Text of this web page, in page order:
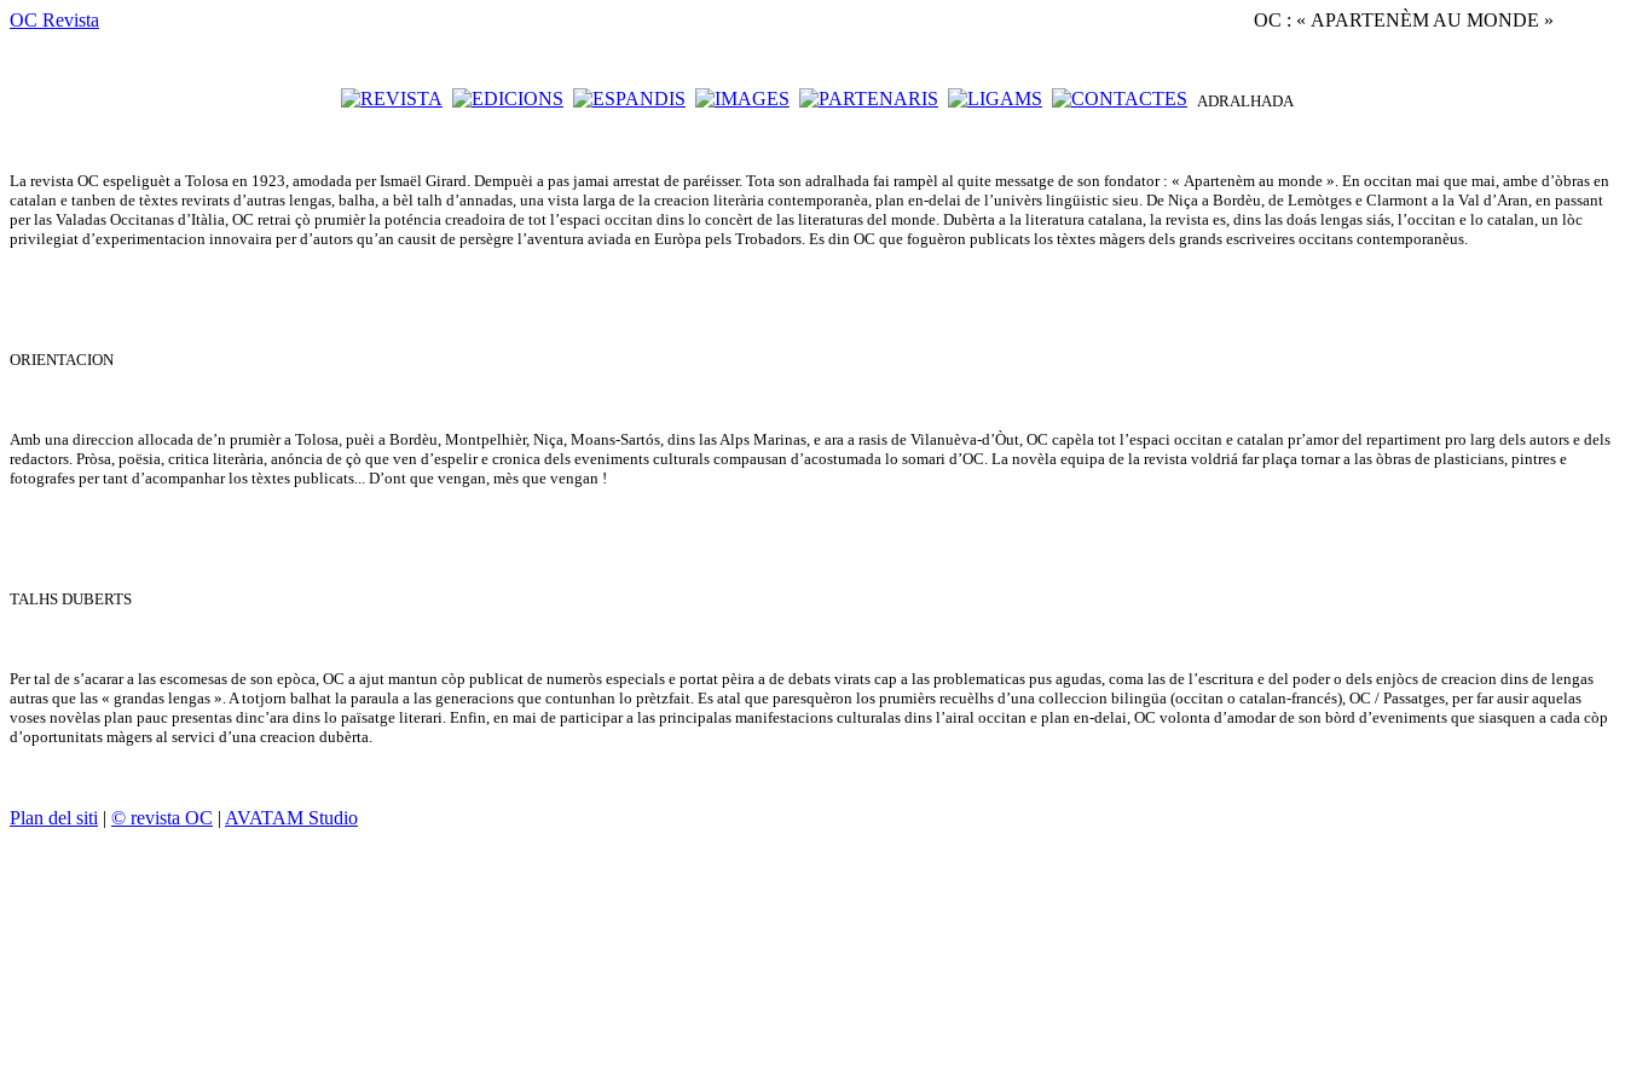
OC Revista OC : « APARTENÈM AU MONDE »
ADRALHADA
La revista OC espeliguèt a Tolosa en 1923, amodada per Ismaël Girard. Dempuèi a pas jamai arrestat de paréisser. Tota son adralhada fai rampèl al quite messatge de son fondator : « Apartenèm au monde ». En occitan mai que mai, ambe d’òbras en
catalan e tanben de tèxtes revirats d’autras lengas, balha, a bèl talh d’annadas, una vista larga de la creacion literària contemporanèa, plan en-delai de l’univèrs lingüistic sieu. De Niça a Bordèu, de Lemòtges e Clarmont a la Val d’Aran, en passant
per las Valadas Occitanas d’Itàlia, OC retrai çò prumièr la poténcia creadoira de tot l’espaci occitan dins lo concèrt de las literaturas del monde. Dubèrta a la literatura catalana, la revista es, dins las doás lengas siás, l’occitan e lo catalan, un lòc
privilegiat d’experimentacion innovaira per d’autors qu’an causit de persègre l’aventura aviada en Euròpa pels Trobadors. Es din OC que foguèron publicats los tèxtes màgers dels grands escriveires occitans contemporanèus.
ORIENTACION
Amb una direccion allocada de’n prumièr a Tolosa, puèi a Bordèu, Montpelhièr, Niça, Moans-Sartós, dins las Alps Marinas, e ara a rasis de Vilanuèva-d’Òut, OC capèla tot l’espaci occitan e catalan pr’amor del repartiment pro larg dels autors e dels
redactors. Pròsa, poësia, critica literària, anóncia de çò que ven d’espelir e cronica dels eveniments culturals compausan d’acostumada lo somari d’OC. La novèla equipa de la revista voldriá far plaça tornar a las òbras de plasticians, pintres e
fotografes per tant d’acompanhar los tèxtes publicats... D’ont que vengan, mès que vengan !
TALHS DUBERTS
Per tal de s’acarar a las escomesas de son epòca, OC a ajut mantun còp publicat de numeròs especials e portat pèira a de debats virats cap a las problematicas pus agudas, coma las de l’escritura e del poder o dels enjòcs de creacion dins de lengas
autras que las « grandas lengas ». A totjorn balhat la paraula a las generacions que contunhan lo prètzfait. Es atal que paresquèron los prumièrs recuèlhs d’una colleccion bilingüa (occitan o catalan-francés), OC / Passatges, per far ausir aquelas
voses novèlas plan pauc presentas dinc’ara dins lo païsatge literari. Enfin, en mai de participar a las principalas manifestacions culturalas dins l’airal occitan e plan en-delai, OC volonta d’amodar de son bòrd d’eveniments que siasquen a cada còp
d’oportunitats màgers al servici d’una creacion dubèrta.
Plan del siti | © revista OC | AVATAM Studio